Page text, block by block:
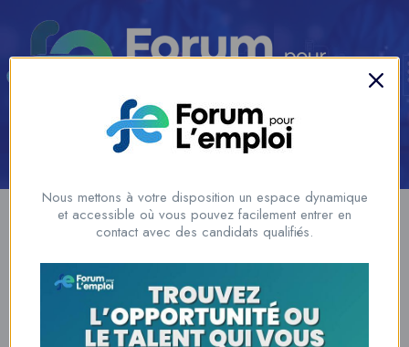
Se connecter / S'inscrire
Ajouter un Emploi
Show Sidebar
You need to be signed in to access this page.
Nous mettons à votre disposition un espace dynamique
et accessible où vous pouvez facilement entrer en
contact avec des candidats qualifiés.